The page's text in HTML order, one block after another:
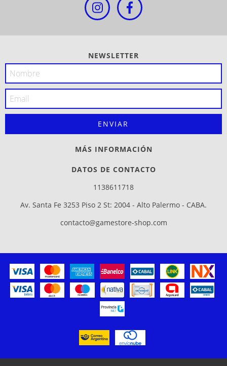
NEWSLETTER
MÁS INFORMACIÓN
DATOS DE CONTACTO
1138611718
Av. Santa Fe 3253 Piso 2 St: 2004 - Alto Palermo - CABA.
contacto@gamestore-shop.com